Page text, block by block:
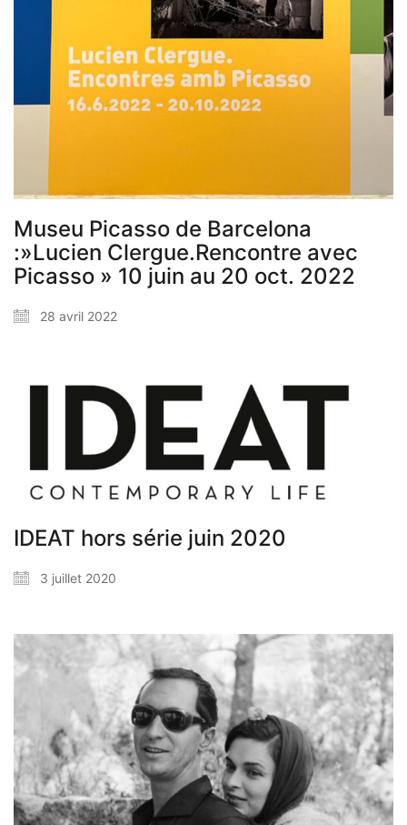
Museu Picasso de Barcelona
:»Lucien Clergue.Rencontre avec
Picasso » 10 juin au 20 oct. 2022
28 avril 2022
IDEAT hors série juin 2020
3 juillet 2020